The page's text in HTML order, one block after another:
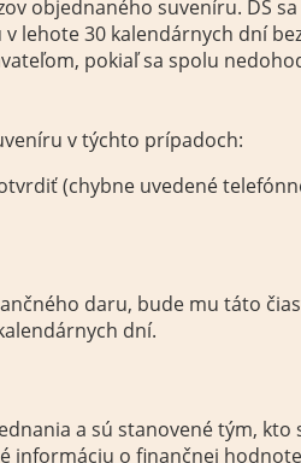
objednaného suveníru. DS
lehote 30 kalendárnych dní
pokiaľ sa spolu
v týchto prípadoch:
(chybne uvedené
daru, bude mu táto
dní.
a sú stanovené tým, kto
informáciu o finančnej